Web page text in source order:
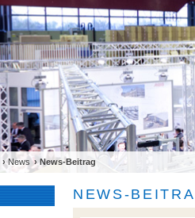
›News › News-Beitrag
NEWS-